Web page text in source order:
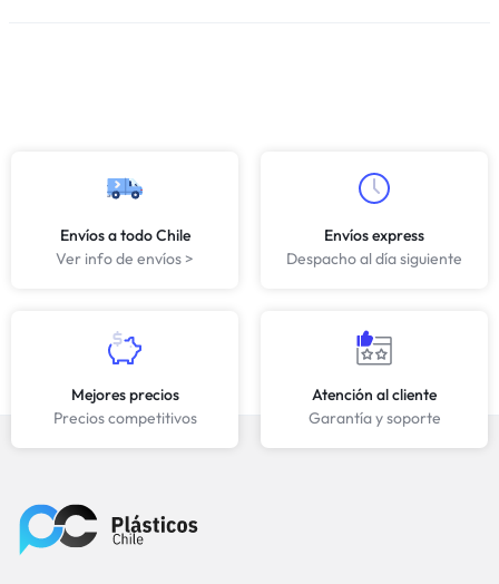
Envíos a todo Chile
Ver info de envíos >
Envíos express
Despacho al día siguiente
Mejores precios
Precios competitivos
Atención al cliente
Garantía y soporte